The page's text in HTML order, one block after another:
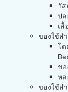
วั
ปล
เสื้
ของใช้ส
โด
ขอ
หล
ของใช้ส